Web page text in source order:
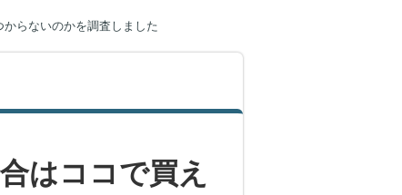
らないのかを調査しました
はココで買え